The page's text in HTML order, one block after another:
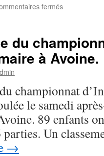
ferméssur
2
jeunes
du
à Avoine.
championnat
le samedi
89 enfants
Un
→